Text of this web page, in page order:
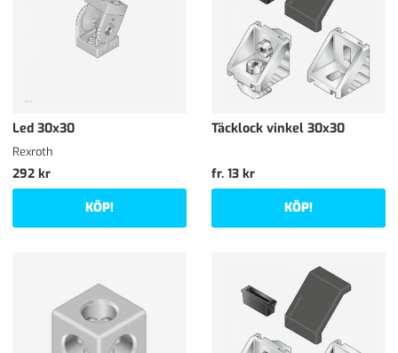
Led 30x30
Rexroth
292 kr
KÖP!
Täcklock vinkel 30x30
fr. 13 kr
KÖP!